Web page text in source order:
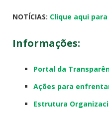
NOTÍCIAS: Clique aqui
Informações:
Portal da
Ações para
Estrutura